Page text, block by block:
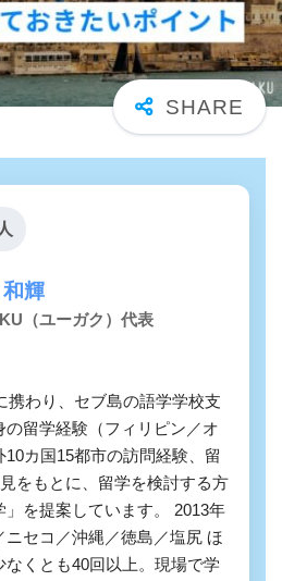
輝
（ユーガク）代表
携わり、セブ島の語学学校支
留学経験（フィリピン／オ
カ国15都市の訪問経験、留
をもとに、留学を検討する方
を提案しています。 2013年
ニセコ／沖縄／徳島／塩尻 ほ
くとも40回以上。現場で学